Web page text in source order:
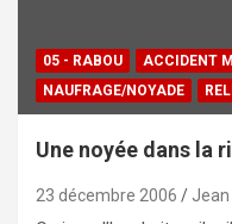
05 - RABOU ACCIDENT
NAUFRAGE/NOYADE
Une noyée dans la
23 décembre 2006 Jean